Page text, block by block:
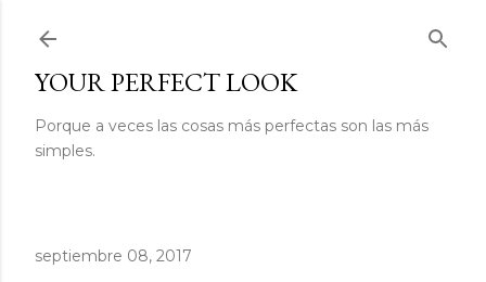
YOUR PERFECT LOOK
Porque a veces las cosas más perfectas son las más
simples.
septiembre 08, 2017